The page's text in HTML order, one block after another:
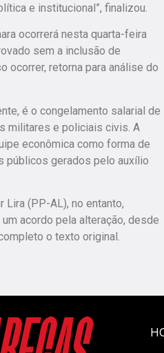
e institucional”, finalizou.
ocorrerá nesta quarta-feira
sem a inclusão de
ocorrer, retorna para análise do
é o congelamento salarial de
militares e policiais civis. A
econômica como forma de
públicos gerados pelo auxílio
Lira (PP-AL), no entanto,
acordo pela alteração, desde
o texto original.